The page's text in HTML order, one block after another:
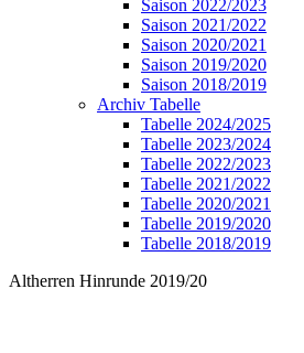
Saison 2022/2023
Saison 2021/2022
Saison 2020/2021
Saison 2019/2020
Saison 2018/2019
Archiv Tabelle
Tabelle 2024/2025
Tabelle 2023/2024
Tabelle 2022/2023
Tabelle 2021/2022
Tabelle 2020/2021
Tabelle 2019/2020
Tabelle 2018/2019
Altherren Hinrunde 2019/20